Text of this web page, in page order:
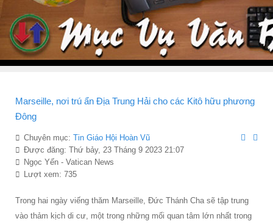
Marseille, nơi trú ẩn Địa Trung Hải cho các Kitô hữu phương
Đông
Chuyên mục: Tin Giáo Hội Hoàn Vũ
Được đăng: Thứ bảy, 23 Tháng 9 2023 21:07
Ngọc Yến - Vatican News
Lượt xem: 735
Trong hai ngày viếng thăm Marseille, Đức Thánh Cha sẽ tập trung
vào thảm kịch di cư, một trong những mối quan tâm lớn nhất trong